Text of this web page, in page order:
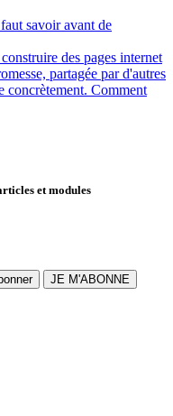
savoir avant de
des pages internet
partagée par d'autres
concrètement. Comment
et modules
JE M'ABONNE